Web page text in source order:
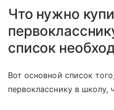
Что нужно
список
Вот основной список
первокласснику в школу,